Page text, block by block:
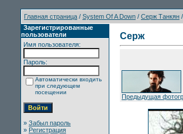
Главная страница / System Of A Down / Серж Танкян
Зарегистрированные
пользователи
Имя пользователя:
Пароль:
Автоматически входить
при следующем
посещении
» Забыл пароль
» Регистрация
Серж
Предыдущая